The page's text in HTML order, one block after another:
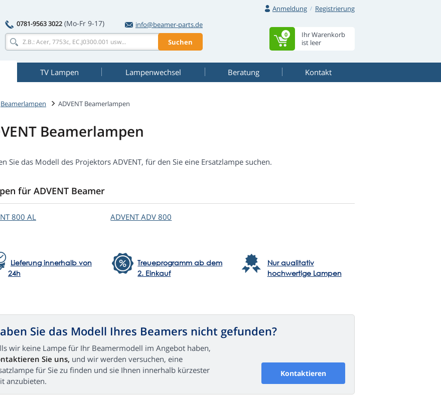
Anmeldung
Registrierung
0781-9563 3022 (Mo-Fr 9-17)
info@beamer-parts.de
Suchen
Ihr Warenkorb
ist leer
0
TV Lampen Lampenwechsel Beratung Kontakt
Beamerlampen ADVENT Beamerlampen
Beamerlampen
Sie das Modell des Projektors ADVENT, für den Sie eine Ersatzlampe suchen.
für ADVENT Beamer
800 AL ADVENTADV 800
Lieferung innerhalb von
24h
Treueprogramm ab dem
2. Einkauf
Nur qualitativ
hochwertige Lampen
Sie das Modell Ihres Beamers nicht gefunden?
wir keine Lampe für Ihr Beamermodell im Angebot haben,
Sie uns, und wir werden versuchen, eine
für Sie zu finden und sie Ihnen innerhalb kürzester
anzubieten.
Kontaktieren